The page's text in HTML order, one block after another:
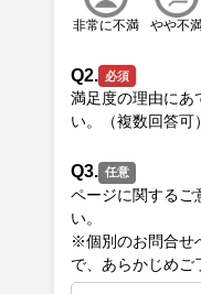
非常に不満 やや不
Q2. 必須
満足度の理由にあ
Q3. 任意
ページに関するご
い。
※個別のお問合せ